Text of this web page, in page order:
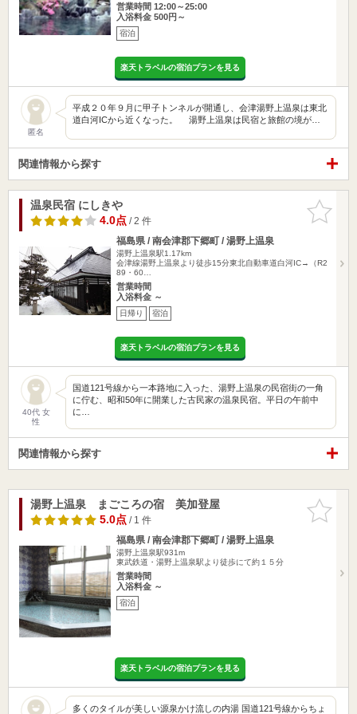
営業時間 12:00～25:00
入浴料金 500円～
宿泊
楽天トラベルの宿泊プランを見る
匿名
平成２０年９月に甲子トンネルが開通し、会津湯野上温泉は東北
道白河ICから近くなった。 湯野上温泉は民宿と旅館の境が…
関連情報から探す
お気に入
りに追加
温泉民宿 にしきや
4.0点/ 2 件
福島県 / 南会津郡下郷町 / 湯野上温泉
湯野上温泉駅1.17km
会津線湯野上温泉より徒歩15分東北自動車道白河IC→（R2
89・60…
営業時間
入浴料金 ～
日帰り 宿泊
楽天トラベルの宿泊プランを見る
40代 女
性
国道121号線から一本路地に入った、湯野上温泉の民宿街の一角
に佇む、昭和50年に開業した古民家の温泉民宿。平日の午前中
に…
関連情報から探す
お気に入
りに追加
湯野上温泉 まごころの宿 美加登屋
5.0点/ 1 件
福島県 / 南会津郡下郷町 / 湯野上温泉
湯野上温泉駅931m
東武鉄道・湯野上温泉駅より徒歩にて約１５分
営業時間
入浴料金 ～
宿泊
楽天トラベルの宿泊プランを見る
多くのタイルが美しい源泉かけ流しの内湯 国道121号線からちょ